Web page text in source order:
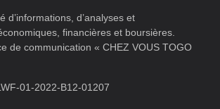
d’informations, d’analyses et
financières et boursières.
de communication « CHEZ VOUS TOGO
01-2022-B12-01207